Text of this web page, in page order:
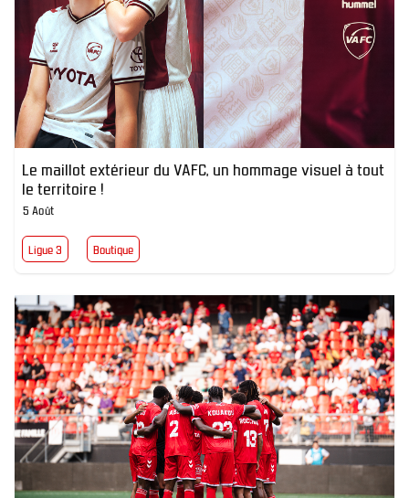
Le maillot extérieur du VAFC, un hommage visuel à tout
le territoire !
5 Août
Ligue 3 Boutique